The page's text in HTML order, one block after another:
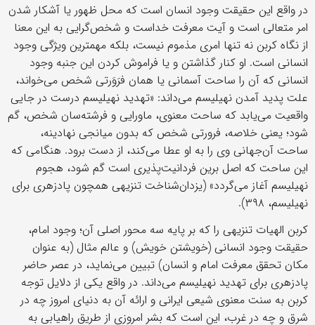
در واقع این حقیقت وجود انسان است که محل ظهور یا آشکار شدن
امر متعالی است و آیت معرفت خداست و شخص‌گرایی به این معنا
از نگاه کربن نه تنها امری مذموم نیست، بلکه مهمترین ویژگی وجود
انسانی است. او کنار گذاشتن و یا فراموش کردن این جنبه وجود
انسانی که آن را ساحت آسمانی یا همان فرَوَرتی شخص می‌خواند،
علت پدید آمدن نهیلیسم می‌داند: «تهدید نهیلیسم درست در جایی
واقعیت می‌یابد که ساحت معنوی، ماورایی و فرشته‌سان شخص، گم
شود؛ یعنی خلاصه، فرورتی شخص که بدون میانجی نهادینه،
ساحت آن‌جهانی وی را به او عطا می‌کند، از دست برود. هنگامی که
این ساحت که اصل برین فردانیت‌پذیری است گم شود، هجوم
نهیلیسم آغاز می‌گردد» (یزدان‌شناخت تنزیهی همچون پادزهری برای
نهیلیسم، ۳۹۸).
کربن الهیات تنزیهی را که بر پایه سه محور اصلی آن؛ وجود امام،
حقیقت وجود انسانی (خویشتن خویش) و عالم مثال (به عنوان
مکان تحقق معرفت امام و انسان) تبیین می‌نماید، در عصر حاضر
پادزهری برای تهدید نهیلیسم می‌داند. در واقع یکی از دلایل توجه
کربن به سنت معنوی شیعی ‌ایرانی و ارائه آن به دنیای امروز چه در
شرق و چه در غرب، این است که بشر امروزی از طریق راهیابی به